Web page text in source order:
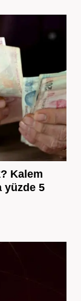
Kalem
yüzde 5